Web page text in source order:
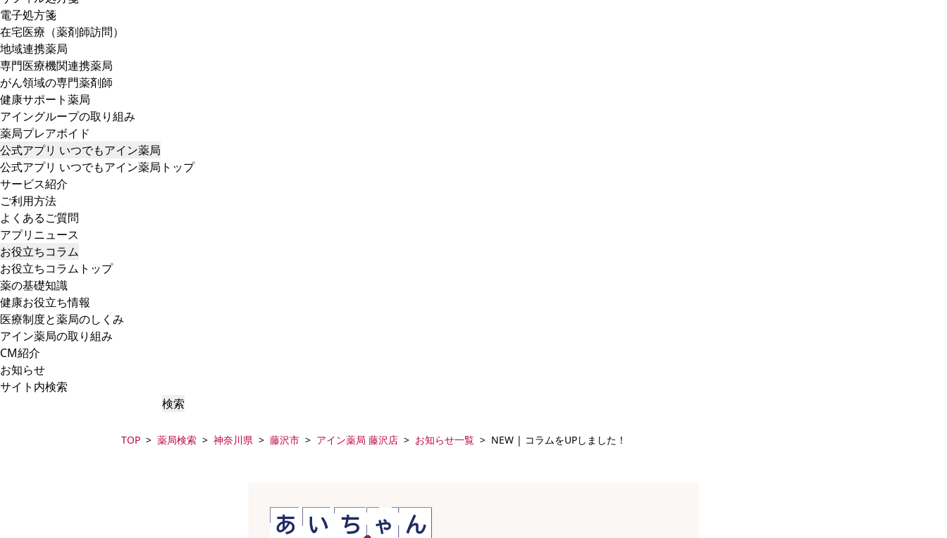
電子処方箋
在宅医療（薬剤師訪問）
地域連携薬局
専門医療機関連携薬局
がん領域の専門薬剤師
健康サポート薬局
アイングループの取り組み
薬局プレアボイド
公式アプリ いつでもアイン薬局
公式アプリ いつでもアイン薬局トップ
サービス紹介
ご利用方法
よくあるご質問
アプリニュース
お役立ちコラム
お役立ちコラムトップ
薬の基礎知識
健康お役立ち情報
医療制度と薬局のしくみ
アイン薬局の取り組み
CM紹介
お知らせ
サイト内検索
検索
TOP 薬局検索 神奈川県 藤沢市 アイン薬局 藤沢店 お知らせ一覧 NEW | コラムをUPしました！